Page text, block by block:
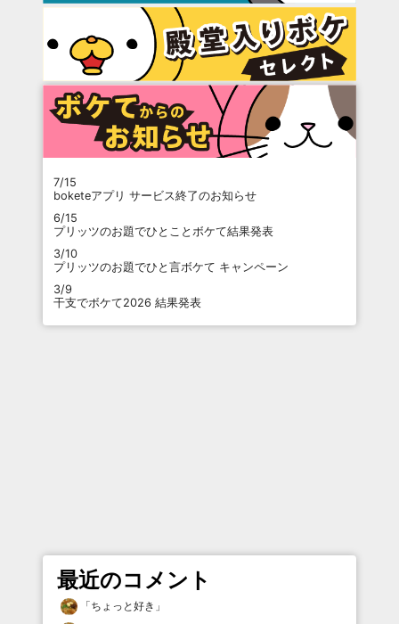
7/15
boketeアプリ サービス終了のお知らせ
6/15
プリッツのお題でひとことボケて結果発表
3/10
プリッツのお題でひと言ボケて キャンペーン
3/9
干支でボケて2026 結果発表
最近のコメント
「ちょっと好き 」